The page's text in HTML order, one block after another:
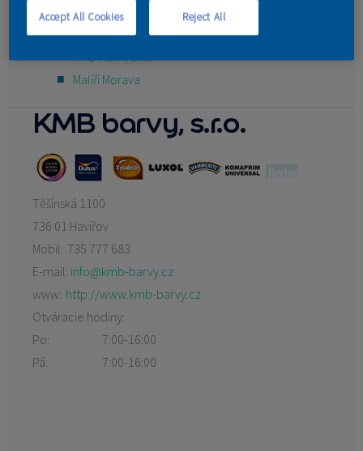
radek biolek
Jan Kukol
KMB Malíři, s.r.o.
Malíři Morava
KMB barvy, s.r.o.
Těšínská 1100
736 01 Havířov
Mobil: 735 777 683
E-mail: info@kmb-barvy.cz
www: http://www.kmb-barvy.cz
Otváracie hodiny:
Po:
7:00-16:00
Pá:
7:00-16:00
Reject All
Accept All Cookies